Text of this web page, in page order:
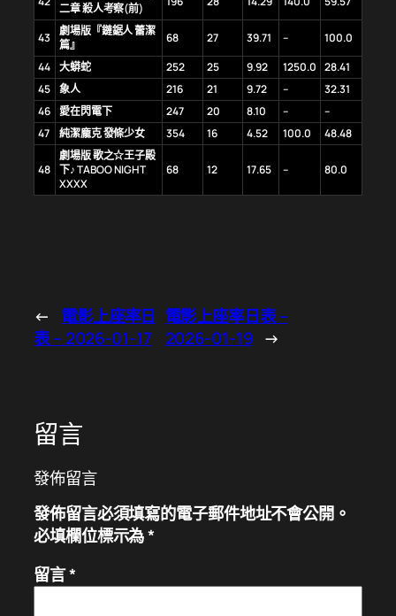
二章 殺人考察(前)
43 劇場版『鏈鋸人 蕾潔
篇』
68 27 39.71 –
100.0
44 大蟒蛇 252 25 9.92 1250.0 28.41
45 象人 216 21 9.72 –
32.31
46 愛在閃電下 247 20 8.10 –
–
47
純潔龐克 發條少女 354 16 4.52 100.0 48.48
48
劇場版 歌之☆王子殿
下♪ TABOO NIGHT
XXXX
68 12 17.65 – 80.0
←
電影上座率日
表 – 2026-01-17
電影上座率日表 –
2026-01-19 →
留言
發佈留言
發佈留言必須填寫的電子郵件地址不會公開。
必填欄位標示為*
留言*